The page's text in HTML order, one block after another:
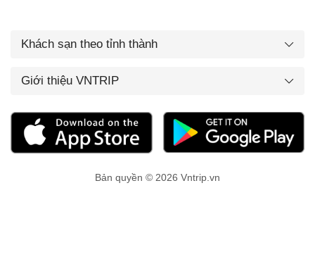
Khách sạn theo tỉnh thành
Giới thiệu VNTRIP
Bản quyền © 2026 Vntrip.vn